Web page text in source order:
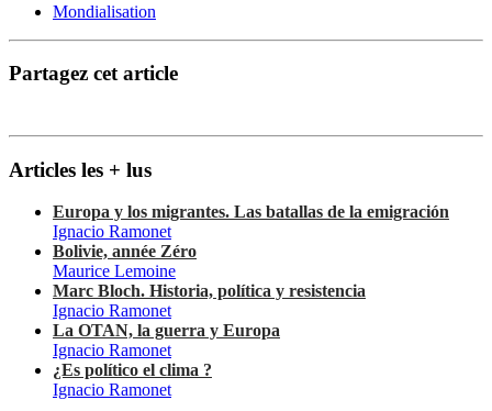
Mondialisation
Partagez cet article
Articles les + lus
Europa y los migrantes. Las batallas de la emigración
Ignacio Ramonet
Bolivie, année Zéro
Maurice Lemoine
Marc Bloch. Historia, política y resistencia
Ignacio Ramonet
La OTAN, la guerra y Europa
Ignacio Ramonet
¿Es político el clima ?
Ignacio Ramonet